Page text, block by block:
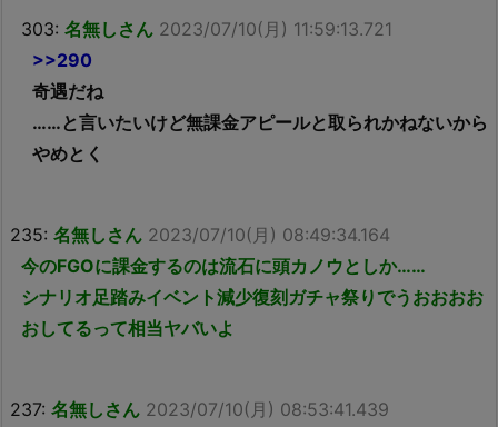
303: 名無しさん 2023/07/10(月) 11:59:13.721
>>290
奇遇だね
……と言いたいけど無課金アピールと取られかねないから
やめとく
235: 名無しさん 2023/07/10(月) 08:49:34.164
今のFGOに課金するのは流石に頭カノウとしか……
シナリオ足踏みイベント減少復刻ガチャ祭りでうおおおお
おしてるって相当ヤバいよ
237: 名無しさん 2023/07/10(月) 08:53:41.439